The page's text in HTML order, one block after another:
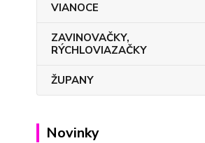
VIANOCE
ZAVINOVAČKY,
RÝCHLOVIAZAČKY
ŽUPANY
Novinky